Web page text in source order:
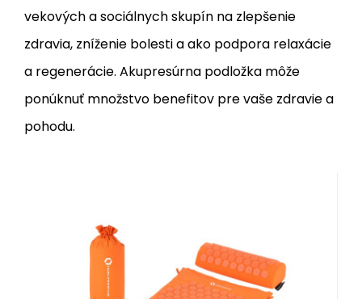
vekových a sociálnych skupín na zlepšenie
zdravia, zníženie bolesti a ako podpora relaxácie
a regenerácie. Akupresúrna podložka môže
ponúknuť množstvo benefitov pre vaše zdravie a
pohodu.
AKM03 ORANŽOVÁ
AKUPRESÚRNA SADA HMS
PREMIUM
Akupresúrna sada HMS Premium AKM03
obsahuje podložku a vankúšik s celkom
229 rozetami a 9.618 masážnymi